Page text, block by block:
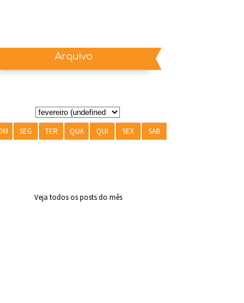
Arquivo
SEG TER QUA QUI SEX SAB
Veja todos os posts do mês